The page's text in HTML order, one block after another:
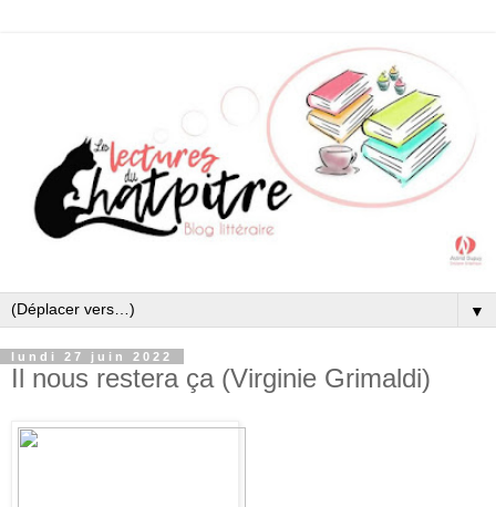
▼
lundi 27 juin 2022
Il nous restera ça (Virginie Grimaldi)